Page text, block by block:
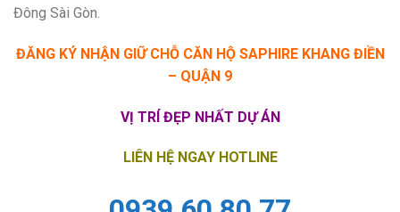
Đông Sài Gòn.
ĐĂNG KÝ NHẬN GIỮ CHỖ CĂN HỘ SAPHIRE KHANG ĐIỀN
– QUẬN 9
VỊ TRÍ ĐẸP NHẤT DỰ ÁN
LIÊN HỆ NGAY HOTLINE